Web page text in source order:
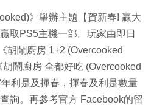
》舉辦主題【賀新春! 贏大
取PS5主機一部。玩家由即日
胡鬧廚房 1+2 (Overcooked
鬧廚房 全都好吃 (Overcooked
利是及揮春，揮春及利是數量
詢。再參考官方 Facebook的留